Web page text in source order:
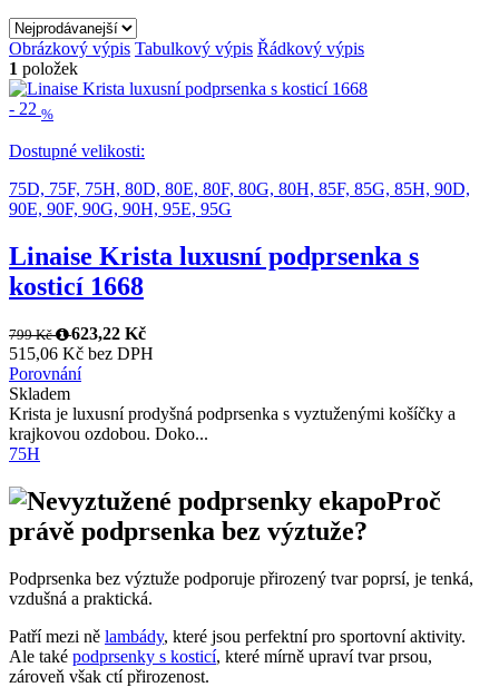
Obrázkový výpis Tabulkový výpis Řádkový výpis
1 položek
- 22 %
Dostupné velikosti:
75D, 75F, 75H, 80D, 80E, 80F, 80G, 80H, 85F, 85G, 85H, 90D,
90E, 90F, 90G, 90H, 95E, 95G
Linaise Krista luxusní podprsenka s
kosticí 1668
799 Kč
623,22 Kč
515,06 Kč bez DPH
Porovnání
Skladem
Krista je luxusní prodyšná podprsenka s vyztuženými košíčky a
krajkovou ozdobou. Doko...
75H
Proč
právě podprsenka bez výztuže?
Podprsenka bez výztuže podporuje přirozený tvar poprsí, je tenká,
vzdušná a praktická.
Patří mezi ně lambády, které jsou perfektní pro sportovní aktivity.
Ale také podprsenky s kosticí, které mírně upraví tvar prsou,
zároveň však ctí přirozenost.